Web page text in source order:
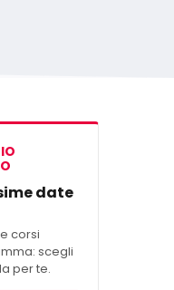
date
corsi
scegli
per te.